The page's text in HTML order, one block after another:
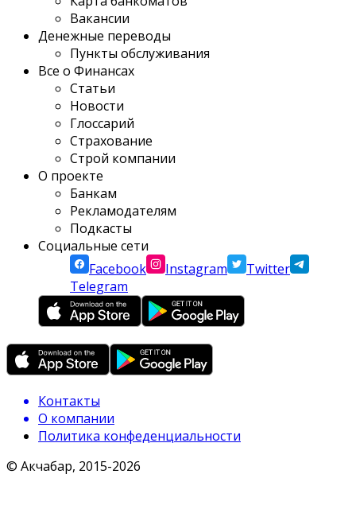
Вакансии
Денежные переводы
Пункты обслуживания
Все о Финансах
Статьи
Новости
Глоссарий
Страхование
Строй компании
О проекте
Банкам
Рекламодателям
Подкасты
Социальные сети
Facebook
Instagram
Twitter
Telegram
Контакты
О компании
Политика конфеденциальности
© Акчабар, 2015-2026